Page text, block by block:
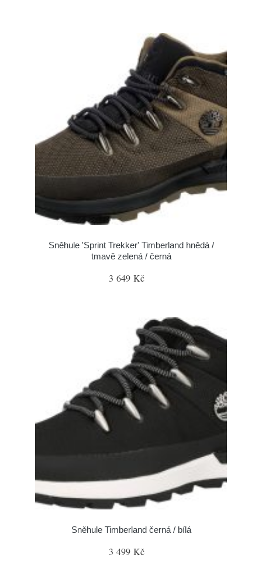
Sněhule 'Sprint Trekker' Timberland hnědá /
tmavě zelená / černá
3 649 Kč
Sněhule Timberland černá / bílá
3 499 Kč